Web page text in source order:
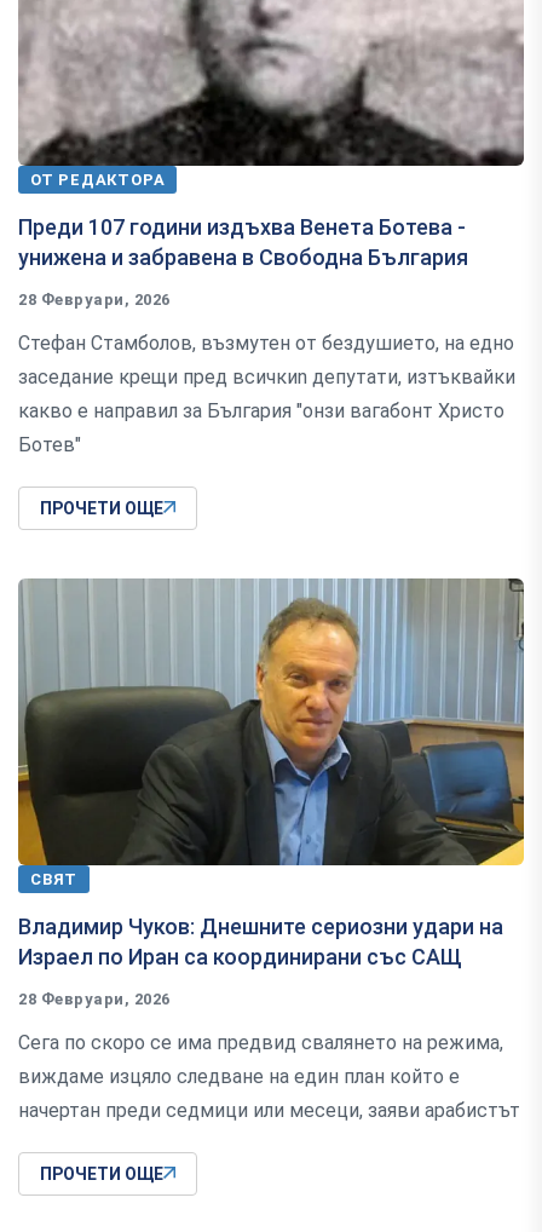
ОТ РЕДАКТОРА
Преди 107 години издъхва Венета Ботева -
унижена и забравена в Свободна България
28 Февруари, 2026
Стефан Стамболов, възмутен от бездушието, на едно
заседание крещи пред всичкиn депутати, изтъквайки
какво е направил за България "онзи вагабонт Христо
Ботев"
ПРОЧЕТИ ОЩЕ
СВЯТ
Владимир Чуков: Днешните сериозни удари на
Израел по Иран са координирани със САЩ
28 Февруари, 2026
Сега по скоро се има предвид свалянето на режима,
виждаме изцяло следване на един план който е
начертан преди седмици или месеци, заяви арабистът
ПРОЧЕТИ ОЩЕ